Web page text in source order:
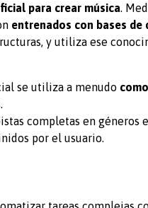
para crear música.
entrenados con bases
y utiliza ese
se utiliza a menudo
completas en géneros
por el usuario.